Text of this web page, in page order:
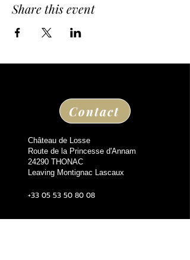
Share this event
Contact
Château de Losse
Route de la Princesse d'Annam
24290 THONAC
Leaving Montignac Lascaux
+33 05 53 50 80 08